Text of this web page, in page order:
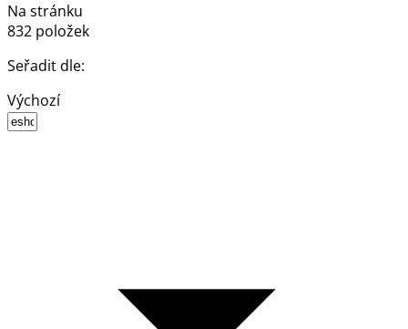
Na stránku
832 položek
Seřadit dle:
Výchozí